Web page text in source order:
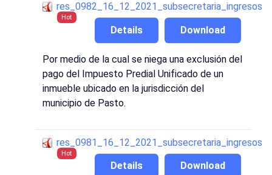
res_0982_16_12_2021_subsecretaria_ingresos
Hot
Download
Details
Por medio de la cual se niega una exclusión del
pago del Impuesto Predial Unificado de un
inmueble ubicado en la jurisdicción del
municipio de Pasto.
res_0981_16_12_2021_subsecretaria_ingresos
Hot
Download
Details